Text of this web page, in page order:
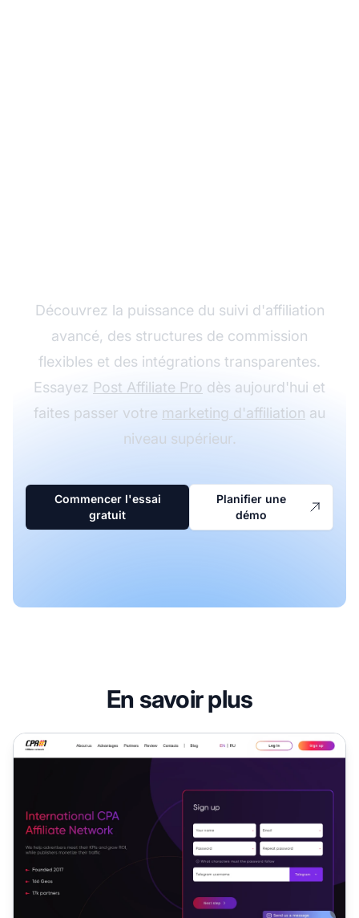
Découvrez la puissance du suivi d'affiliation
avancé, des structures de commission
flexibles et des intégrations transparentes.
Essayez Post Affiliate Pro dès aujourd'hui et
faites passer votre marketing d'affiliation au
niveau supérieur.
Commencer l'essai
gratuit
Planifier une
démo
En savoir plus
Programme d'affiliation CPA#1